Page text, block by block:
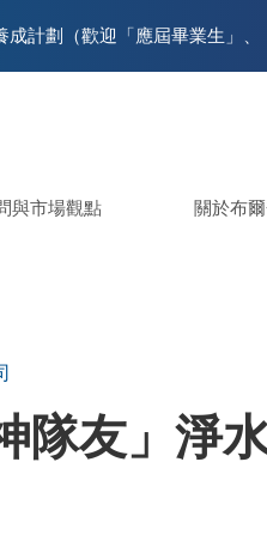
與市場觀點 關於布
隊友」淨